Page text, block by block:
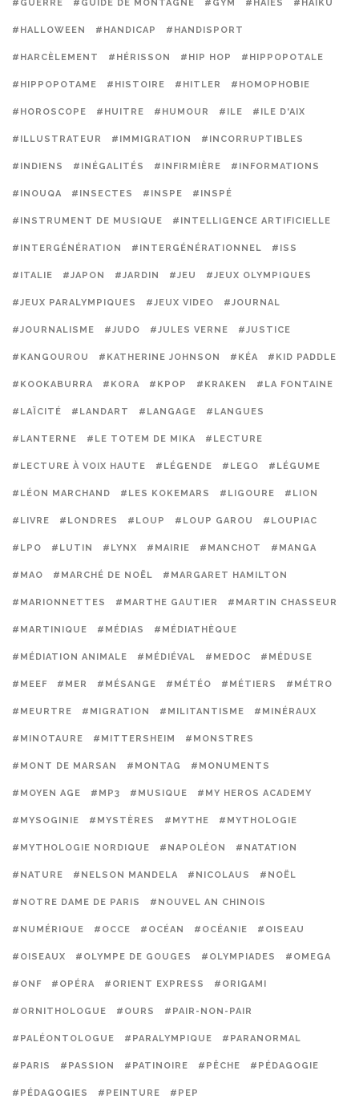
#GUERRE #GUIDE DE MONTAGNE #GYM #HAIES #HAIKU
#HALLOWEEN #HANDICAP #HANDISPORT
#HARCÈLEMENT #HÉRISSON #HIP HOP #HIPPOPOTALE
#HIPPOPOTAME #HISTOIRE #HITLER #HOMOPHOBIE
#HOROSCOPE #HUITRE #HUMOUR #ILE #ILE D'AIX
#ILLUSTRATEUR #IMMIGRATION #INCORRUPTIBLES
#INDIENS #INÉGALITÉS #INFIRMIÈRE #INFORMATIONS
#INOUQA #INSECTES #INSPE #INSPÉ
#INSTRUMENT DE MUSIQUE #INTELLIGENCE ARTIFICIELLE
#INTERGÉNÉRATION #INTERGÉNÉRATIONNEL #ISS
#ITALIE #JAPON #JARDIN #JEU #JEUX OLYMPIQUES
#JEUX PARALYMPIQUES #JEUX VIDEO #JOURNAL
#JOURNALISME #JUDO #JULES VERNE #JUSTICE
#KANGOUROU #KATHERINE JOHNSON #KÉA #KID PADDLE
#KOOKABURRA #KORA #KPOP #KRAKEN #LA FONTAINE
#LAÏCITÉ #LANDART #LANGAGE #LANGUES
#LANTERNE #LE TOTEM DE MIKA #LECTURE
#LECTURE À VOIX HAUTE #LÉGENDE #LEGO #LÉGUME
#LÉON MARCHAND #LES KOKEMARS #LIGOURE #LION
#LIVRE #LONDRES #LOUP #LOUP GAROU #LOUPIAC
#LPO #LUTIN #LYNX #MAIRIE #MANCHOT #MANGA
#MAO #MARCHÉ DE NOËL #MARGARET HAMILTON
#MARIONNETTES #MARTHE GAUTIER #MARTIN CHASSEUR
#MARTINIQUE #MÉDIAS #MÉDIATHÈQUE
#MÉDIATION ANIMALE #MÉDIÉVAL #MEDOC #MÉDUSE
#MEEF #MER #MÉSANGE #MÉTÉO #MÉTIERS #MÉTRO
#MEURTRE #MIGRATION #MILITANTISME #MINÉRAUX
#MINOTAURE #MITTERSHEIM #MONSTRES
#MONT DE MARSAN #MONTAG #MONUMENTS
#MOYEN AGE #MP3 #MUSIQUE #MY HEROS ACADEMY
#MYSOGINIE #MYSTÈRES #MYTHE #MYTHOLOGIE
#MYTHOLOGIE NORDIQUE #NAPOLÉON #NATATION
#NATURE #NELSON MANDELA #NICOLAUS #NOËL
#NOTRE DAME DE PARIS #NOUVEL AN CHINOIS
#NUMÉRIQUE #OCCE #OCÉAN #OCÉANIE #OISEAU
#OISEAUX #OLYMPE DE GOUGES #OLYMPIADES #OMEGA
#ONF #OPÉRA #ORIENT EXPRESS #ORIGAMI
#ORNITHOLOGUE #OURS #PAIR-NON-PAIR
#PALÉONTOLOGUE #PARALYMPIQUE #PARANORMAL
#PARIS #PASSION #PATINOIRE #PÊCHE #PÉDAGOGIE
#PÉDAGOGIES #PEINTURE #PEP